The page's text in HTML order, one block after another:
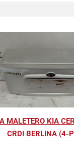
MALETERO KIA
CRDI BERLINA (4-